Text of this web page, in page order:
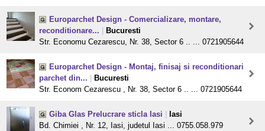
Europarchet Design - Comercializare, montare,
reconditionare...
Bucuresti
Str. Economu Cezarescu, Nr. 38, Sector 6 .. ... 0721905644
Europarchet Design - Montaj, finisaj si reconditionari
parchet din...
Bucuresti
Str. Econom Cezarescu , Nr. 38, Sector 6 .. ... 0721905644
Giba Glas Prelucrare sticla Iasi
Iasi
Bd. Chimiei , Nr. 12, Iasi, judetul Iasi ... 0755.058.979